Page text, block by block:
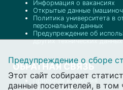
Информация о вакансиях
Открытые данные
Политика университета в
персональных данных
Предупреждение об
других технических данных
ОБРАТНАЯ СВЯЗЬ
Приемная комиссия
Пресс-служба
Предупреждение о сборе
Этот сайт собирает
данные посетителей, в